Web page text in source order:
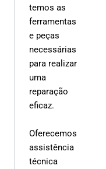
temos as
ferramentas
e peças
necessárias
para realizar
uma
reparação
eficaz.
Oferecemos
assistência
técnica